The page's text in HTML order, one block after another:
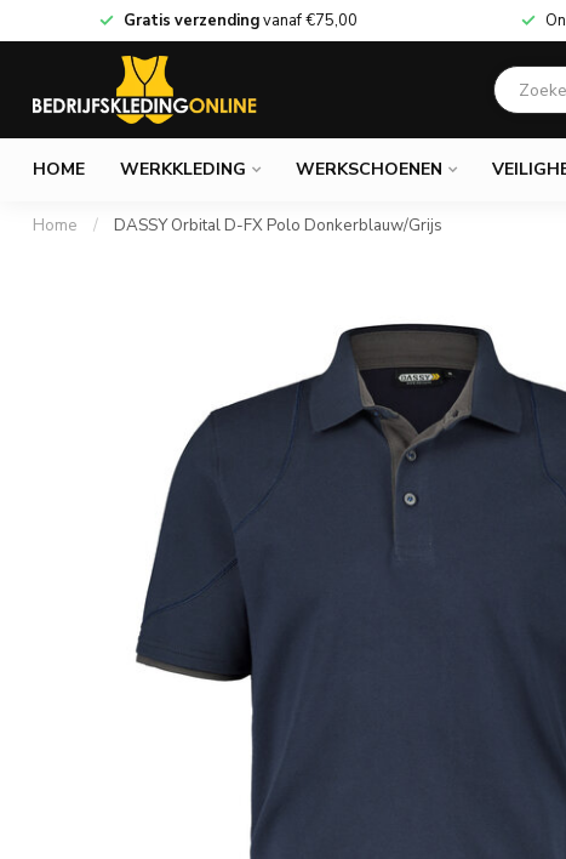
Gratis verzendingvanaf€75,00
HOME WERKKLEDING WERKSCHOENEN
Home / DASSY Orbital D-FX Polo Donkerblauw/Grijs